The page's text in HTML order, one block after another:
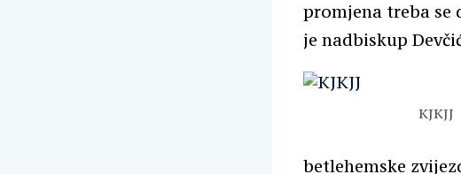
promjena treba se
je nadbiskup
KJKJJ
betlehemske